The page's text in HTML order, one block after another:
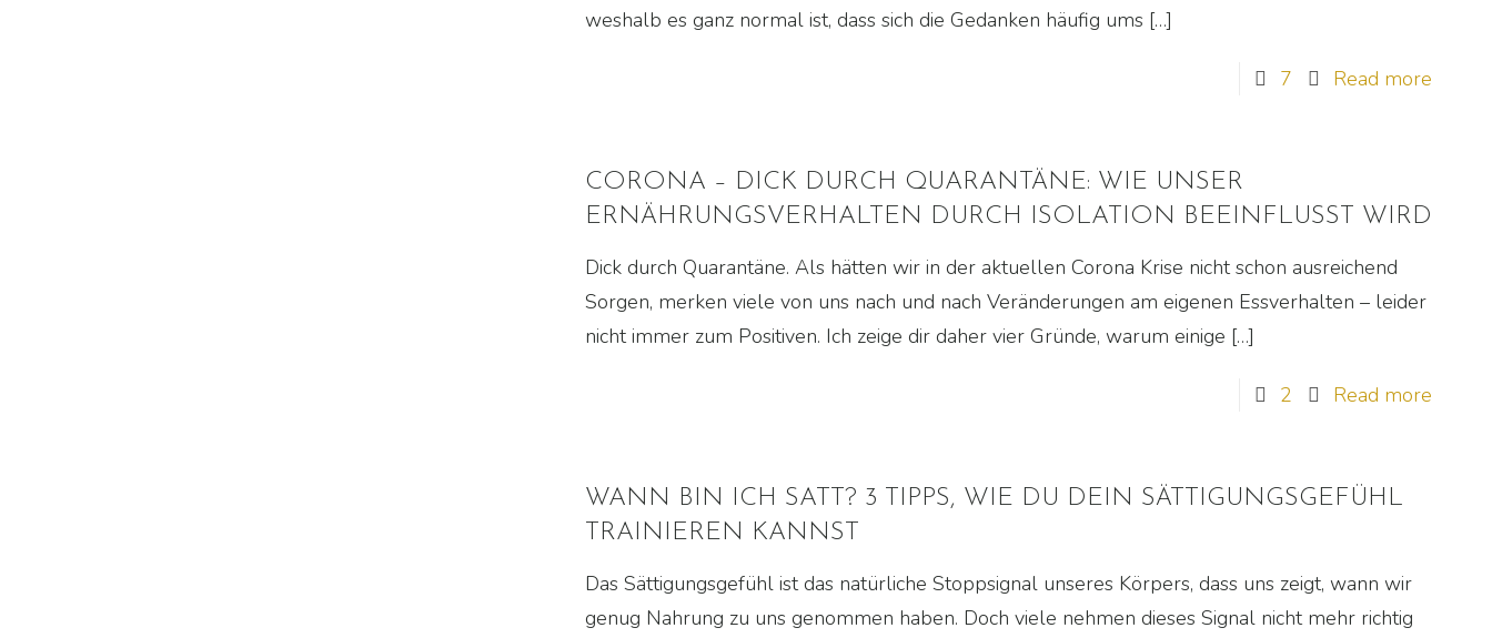
weshalb es ganz normal ist, dass sich die Gedanken häufig ums […]
7 Read more
CORONA – DICK DURCH QUARANTÄNE: WIE UNSER
ERNÄHRUNGSVERHALTEN DURCH ISOLATION BEEINFLUSST WIRD
Dick durch Quarantäne. Als hätten wir in der aktuellen Corona Krise nicht schon ausreichend
Sorgen, merken viele von uns nach und nach Veränderungen am eigenen Essverhalten – leider
nicht immer zum Positiven. Ich zeige dir daher vier Gründe, warum einige […]
2 Read more
WANN BIN ICH SATT? 3 TIPPS, WIE DU DEIN SÄTTIGUNGSGEFÜHL
TRAINIEREN KANNST
Das Sättigungsgefühl ist das natürliche Stoppsignal unseres Körpers, dass uns zeigt, wann wir
genug Nahrung zu uns genommen haben. Doch viele nehmen dieses Signal nicht mehr richtig